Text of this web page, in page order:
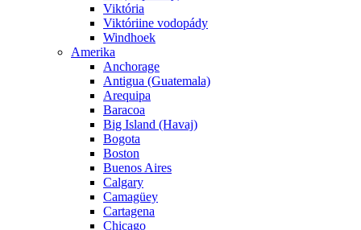
Viktória
Viktóriine vodopády
Windhoek
Amerika
Anchorage
Antigua (Guatemala)
Arequipa
Baracoa
Big Island (Havaj)
Bogota
Boston
Buenos Aires
Calgary
Camagüey
Cartagena
Chicago